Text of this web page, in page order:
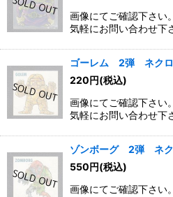
画像にてご確認下さい
気軽にお問い合わせ下
ゴーレム 2弾 ネクロ
220円(税込)
画像にてご確認下さい
気軽にお問い合わせ下
ゾンボーグ 2弾 ネク
550円(税込)
画像にてご確認下さい